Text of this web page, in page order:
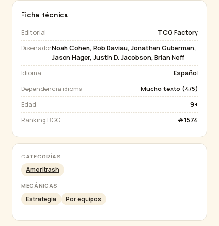
Ficha técnica
Editorial
TCG Factory
DiseñadorNoah Cohen, Rob Daviau, Jonathan Guberman,
Jason Hager, Justin D. Jacobson, Brian Neff
Idioma
Español
Dependencia idioma
Mucho texto (4/5)
Edad
9+
Ranking BGG
#1574
CATEGORÍAS
Ameritrash
MECÁNICAS
Estrategia Por equipos